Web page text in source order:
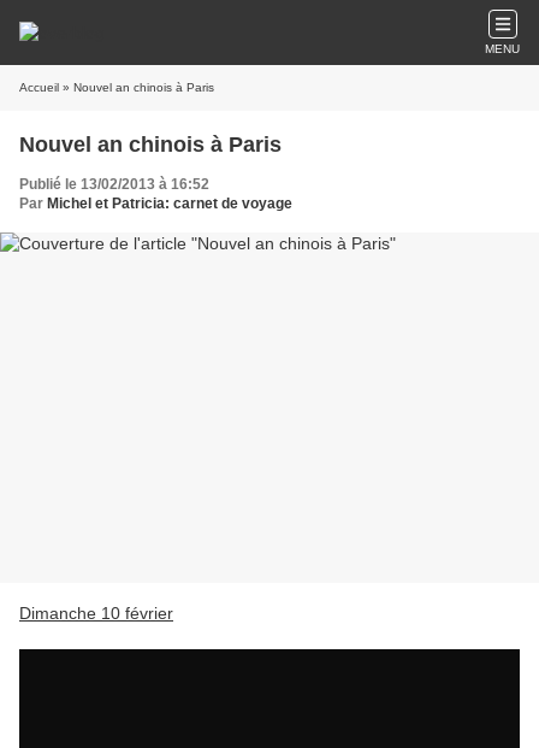
MENU
Accueil » Nouvel an chinois à Paris
Nouvel an chinois à Paris
Publié le 13/02/2013 à 16:52
Par Michel et Patricia: carnet de voyage
Dimanche 10 février